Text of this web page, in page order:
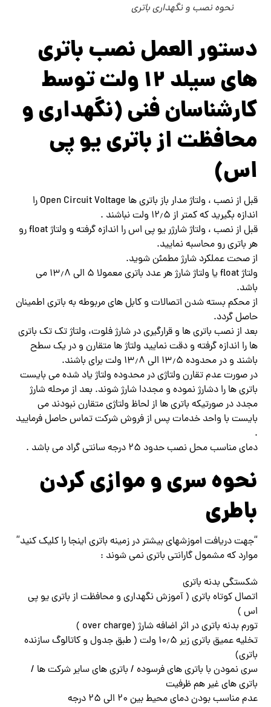
نحوه نصب و نگهداری باتری
دستور العمل نصب باتری
های سیلد ۱۲ ولت توسط
کارشناسان فنی (نگهداری و
محافظت از باتری یو پی
اس)
قبل از نصب ، ولتاژ مدار باز باتری ها Open Circuit Voltage را
اندازه بگیرید که کمتر از ۱۲٫۵ ولت نباشند .
قبل از نصب ، ولتاژ شارژر یو پی اس را اندازه گرفته و ولتاژ float رو
هر باتری رو محاسبه نمایید.
از صحت عملکرد شارژ مطمئن شوید.
ولتاژ float یا ولتاژ شارژ هر عدد باتری معمولا ۵ الی ۱۳٫۸ می
باشد.
از محکم بسته شدن اتصالات و کابل های مربوطه به باتری اطمینان
حاصل گردد.
بعد از نصب باتری ها و قرارگیری در شارژ فلوت، ولتاژ تک تک باتری
ها را اندازه گرفته و دقت نمایید ولتاژ ها متقارن و در یک سطح
باشند و در محدوده ۱۳٫۵ الی ۱۳٫۸ ولت برای باشند.
در صورت عدم تقارن ولتاژی در محدوده ولتاژ یاد شده می بایست
باتری ها را دشارژ نموده و مجددا شارژ شوند. بعد از مرحله شارژ
مجدد در صورتیکه باتری ها از لحاظ ولتاژی متقارن نبودند می
بایست با واحد خدمات پس از فروش شرکت تماس حاصل فرمایید
.
دمای مناسب محل نصب حدود ۲۵ درجه سانتی گراد می باشد .
نحوه سری و موازی کردن
باطری
“جهت دریافت اموزشهای بیشتر در زمینه باتری اینجا را کلیک کنید”
موارد که مشمول گارانتی باتری نمی شوند :
شکستگی بدنه باتری
اتصال کوتاه باتری ( آموزش نگهداری و محافظت از باتری یو پی
اس )
تورم بدنه باتری در اثر اضافه شارژ (over charge )
تخلیه عمیق باتری زیر ۱۰٫۵ ولت ( طبق جدول و کاتالوگ سازنده
باتری)
سری نمودن با باتری های فرسوده / باتری های سایر شرکت ها /
باتری های غیر هم ظرفیت
عدم مناسب بودن دمای محیط بین ۲۰ الی ۲۵ درجه